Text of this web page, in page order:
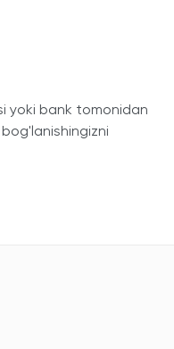
yoki bank tomonidan